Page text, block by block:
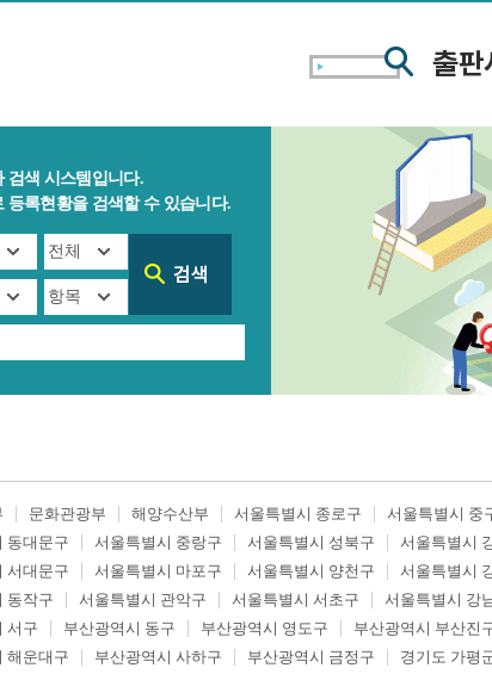
검색 시스템입니다.
등록현황을 검색할 수 있습니다.
문화관광부 해양수산부 서울특별시 종로구 서울특별시 중
동대문구
서울특별시 중랑구 서울특별시 성북구 서울특별시
서대문구
서울특별시 마포구 서울특별시 양천구 서울특별시
동작구
서울특별시 관악구 서울특별시 서초구 서울특별시 강
서구
부산광역시 동구 부산광역시 영도구 부산광역시 부산진
해운대구
부산광역시 사하구 부산광역시 금정구 경기도 가평